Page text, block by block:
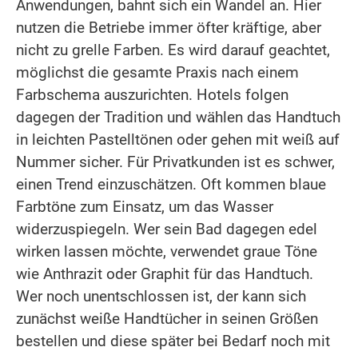
Anwendungen, bahnt sich ein Wandel an. Hier
nutzen die Betriebe immer öfter kräftige, aber
nicht zu grelle Farben. Es wird darauf geachtet,
möglichst die gesamte Praxis nach einem
Farbschema auszurichten. Hotels folgen
dagegen der Tradition und wählen das Handtuch
in leichten Pastelltönen oder gehen mit weiß auf
Nummer sicher. Für Privatkunden ist es schwer,
einen Trend einzuschätzen. Oft kommen blaue
Farbtöne zum Einsatz, um das Wasser
widerzuspiegeln. Wer sein Bad dagegen edel
wirken lassen möchte, verwendet graue Töne
wie Anthrazit oder Graphit für das Handtuch.
Wer noch unentschlossen ist, der kann sich
zunächst weiße Handtücher in seinen Größen
bestellen und diese später bei Bedarf noch mit